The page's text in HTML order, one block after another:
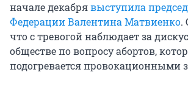
начале декабрявыступила
Федерации Валентина Матвиенко.
что с тревогой наблюдает за
обществе по вопросу абортов,
подогревается провокационными